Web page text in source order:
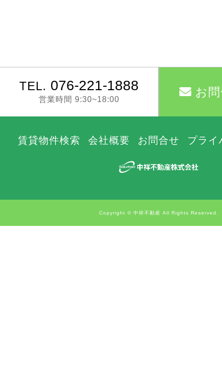
TEL. 076-221-1888
営業時間 9:30~18:00
お
賃貸物件検索 会社概要 お問合せ プライ
Copyright © 中祥不動産 All Rights Reserved.